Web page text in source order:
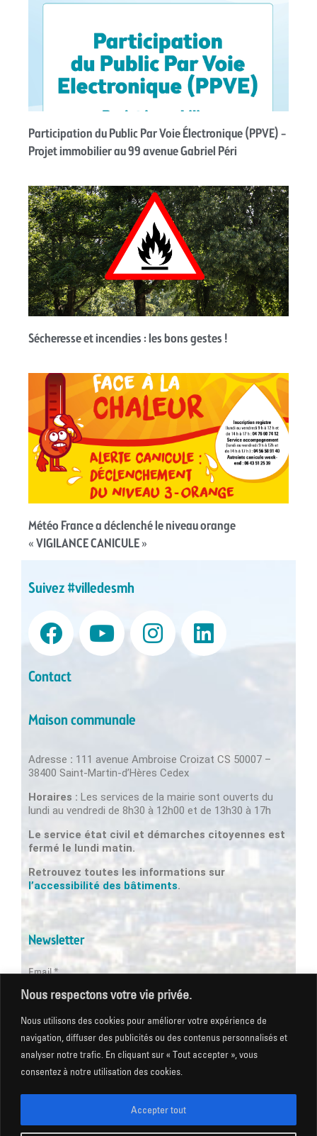
Nous respectons votre vie privée.
Nous utilisons des cookies pour améliorer votre expérience de
navigation, diffuser des publicités ou des contenus personnalisés et
analyser notre trafic. En cliquant sur « Tout accepter », vous
consentez à notre utilisation des cookies.
Accepter tout
Participation du Public Par Voie Électronique (PPVE) –
Projet immobilier au 99 avenue Gabriel Péri
Sécheresse et incendies : les bons gestes !
Météo France a déclenché le niveau orange
« VIGILANCE CANICULE »
Suivez #villedesmh
Contact
Maison communale
Adresse : 111 avenue Ambroise Croizat CS 50007 –
38400 Saint-Martin-d’Hères Cedex
Horaires : Les services de la mairie sont ouverts du
lundi au vendredi de 8h30 à 12h00 et de 13h30 à 17h
Le service état civil et démarches citoyennes est
fermé le lundi matin.
Retrouvez toutes les informations sur
l’accessibilité des bâtiments.
Newsletter
Email *
Les champs suivis d'une * sont obligatoires